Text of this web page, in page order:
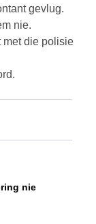
gevlug.
nie.
met die polisie
nie